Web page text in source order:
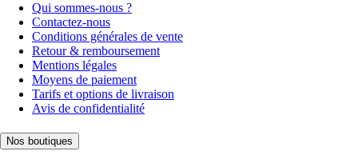
Qui sommes-nous ?
Contactez-nous
Conditions générales de vente
Retour & remboursement
Mentions légales
Moyens de paiement
Tarifs et options de livraison
Avis de confidentialité
Nos boutiques